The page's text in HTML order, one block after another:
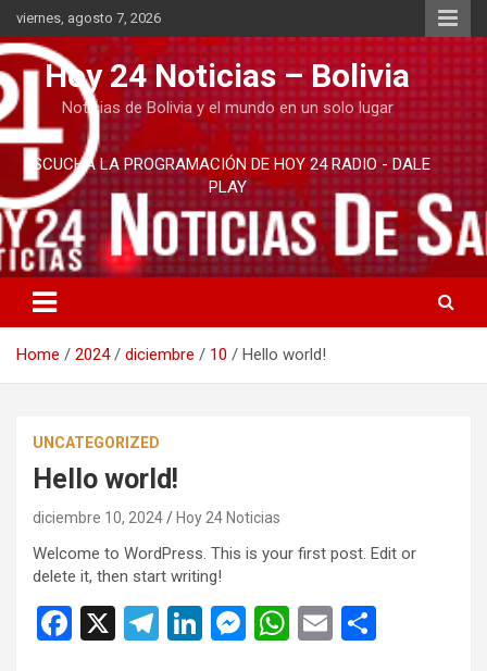
Skip
to
content
viernes, agosto 7, 2026
Hoy 24 Noticias – Bolivia
Noticias de Bolivia y el mundo en un solo lugar
ESCUCHA LA PROGRAMACIÓN DE HOY 24 RADIO - DALE
PLAY
Home 2024 diciembre 10 Hello world!
UNCATEGORIZED
Hello world!
diciembre 10, 2024 Hoy 24 Noticias
Welcome to WordPress. This is your first post. Edit or
delete it, then start writing!
F
X
T
Li
M W E